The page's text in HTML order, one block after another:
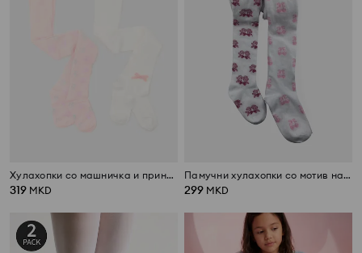
Хулахопки со машничка и принт од шепи, пакување од 2 парчиња
319 MKD
Памучни хулахопки со мотив на цреши – пакување 2 парчиња
299 MKD